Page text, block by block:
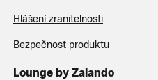
Hlášení zranitelnosti
Bezpečnost produktu
Lounge by Zalando